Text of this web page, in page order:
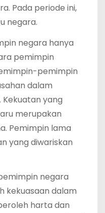
Pada periode ini,
negara.
negara hanya
pemimpin
pemimpin
dalam
yang
merupakan
Pemimpin lama
yang diwariskan
negara
kekuasaan dalam
harta dan